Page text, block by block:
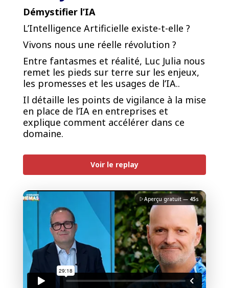
Démystifier l’IA
L’Intelligence Artificielle existe-t-elle ?
Vivons nous une réelle révolution ?
Entre fantasmes et réalité, Luc Julia nous
remet les pieds sur terre sur les enjeux,
les promesses et les usages de l’IA..
Il détaille les points de vigilance à la mise
en place de l’IA en entreprises et
explique comment accélérer dans ce
domaine.
Voir le replay
Aperçu gratuit — 45s
J'accepte la charte de confidentialité du Monde
Informatique
Débloquer la vidéo